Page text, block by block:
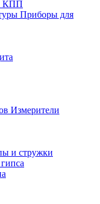
КПП
Приборы для
Измерители
и стружки